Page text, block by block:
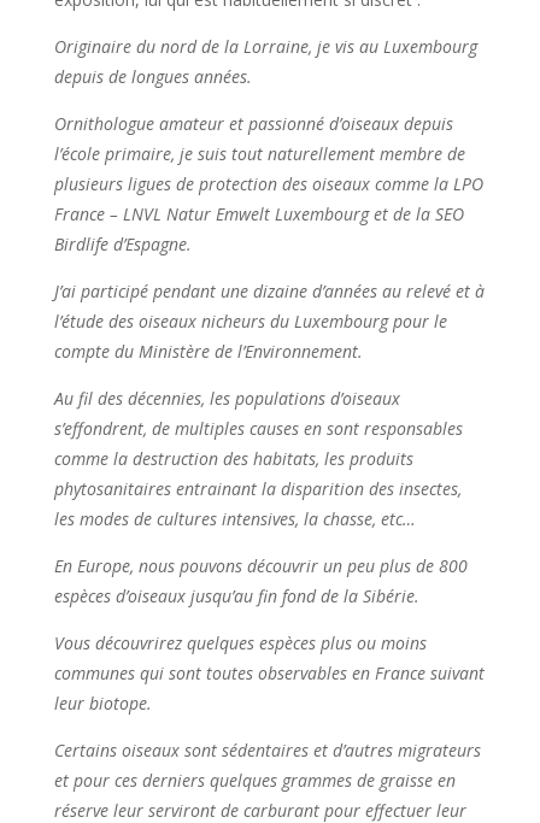
Originaire du nord de la Lorraine, je vis au Luxembourg
depuis de longues années.
Ornithologue amateur et passionné d’oiseaux depuis
l’école primaire, je suis tout naturellement membre de
plusieurs ligues de protection des oiseaux comme la LPO
France – LNVL Natur Emwelt Luxembourg et de la SEO
Birdlife d’Espagne.
J’ai participé pendant une dizaine d’années au relevé et à
l’étude des oiseaux nicheurs du Luxembourg pour le
compte du Ministère de l’Environnement.
Au fil des décennies, les populations d’oiseaux
s’effondrent, de multiples causes en sont responsables
comme la destruction des habitats, les produits
phytosanitaires entrainant la disparition des insectes,
les modes de cultures intensives, la chasse, etc…
En Europe, nous pouvons découvrir un peu plus de 800
espèces d’oiseaux jusqu’au fin fond de la Sibérie.
Vous découvrirez quelques espèces plus ou moins
communes qui sont toutes observables en France suivant
leur biotope.
Certains oiseaux sont sédentaires et d’autres migrateurs
et pour ces derniers quelques grammes de graisse en
réserve leur serviront de carburant pour effectuer leur